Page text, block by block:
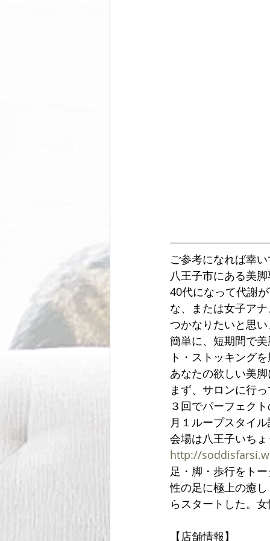
ご参考になれば幸
八王子市にある美
40代になって代謝
な、または女子ア
つかなりたいと思
簡単に、短期間で
ト・ストッキング
あなたの欲しい美
まず、サロンに行
３回でパーフェク
月１ループスタイ
会場は八王子いち
http://
足・脚・歩行をト
性の足に極上の癒
らスタートした。
【店舗情報】